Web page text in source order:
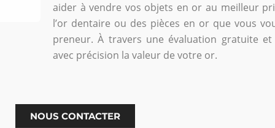
aider à vendre vos objets en or au meilleur
l’or dentaire ou des pièces en or que vous
preneur. À travers une évaluation gratuite
avec précision la valeur de votre or.
NOUS CONTACTER